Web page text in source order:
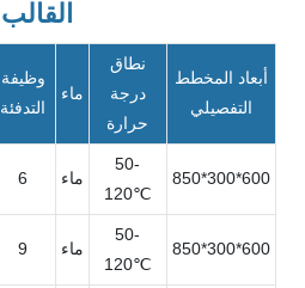
القالب
وظيفة
التدفئة
ماء
نطاق
درجة
حرارة
أبعاد المخطط
التفصيلي
6 ماء
50-
120℃
850*300*600
9 ماء
50-
120℃
850*300*600